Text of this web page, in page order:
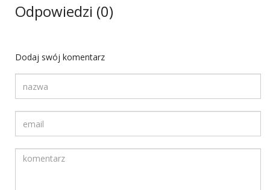
Odpowiedzi (0)
Dodaj swój komentarz
Komentarz